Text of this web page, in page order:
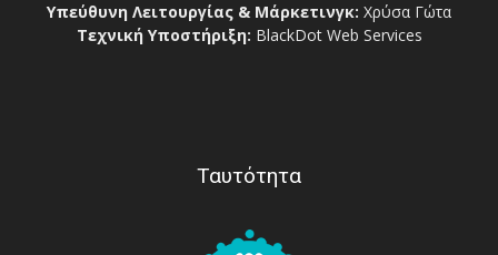
Υπεύθυνη Λειτουργίας & Μάρκετινγκ: Χρύσα Γώτα
Τεχνική Υποστήριξη: BlackDot Web Services
Ταυτότητα